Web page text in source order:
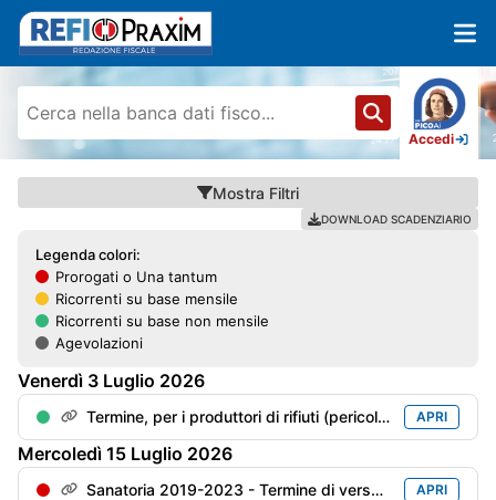
Accedi
Mostra Filtri
DOWNLOAD SCADENZIARIO
Legenda colori:
Prorogati o Una tantum
Ricorrenti su base mensile
Ricorrenti su base non mensile
Agevolazioni
Venerdì 3 Luglio 2026
Termine, per i produttori di rifiuti (pericolosi o meno), per l'invio della "Dichiarazioni ambientale" (mod. MUD) con riferimento all'anno precedente APRI
Mercoledì 15 Luglio 2026
Sanatoria 2019-2023 - Termine di versamento della 5° rata APRI